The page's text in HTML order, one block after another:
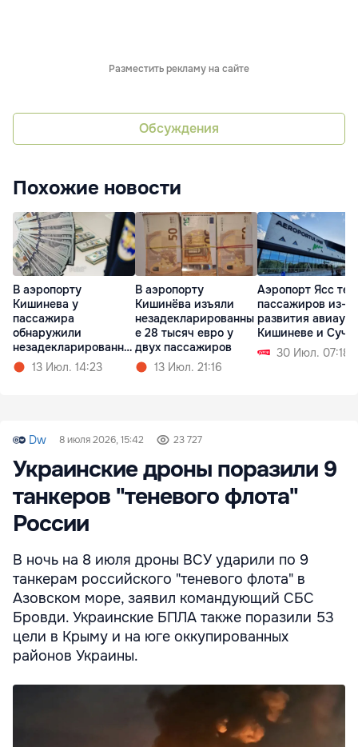
Разместить рекламу на сайте
Обсуждения
Похожие новости
В аэропорту
Кишинева у
пассажира
обнаружили
незадекларированну
ю валюту
13 Июл. 14:23
В аэропорту
Кишинёва изъяли
незадекларированны
е 28 тысяч евро у
двух пассажиров
13 Июл. 21:16
Аэропорт Ясс
пассажиров из-за
развития
Кишиневе и
30 Июл. 07:18
Dw 8 июля 2026, 15:42 23 727
Украинские дроны поразили 9
танкеров "теневого флота"
России
В ночь на 8 июля дроны ВСУ ударили по 9
танкерам российского "теневого флота" в
Азовском море, заявил командующий СБС
Бровди. Украинские БПЛА также поразили 53
цели в Крыму и на юге оккупированных
районов Украины.